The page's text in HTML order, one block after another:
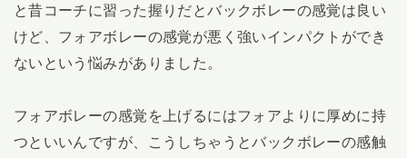
と昔コーチに習った握りだとバックボレーの感覚は良い
けど、フォアボレーの感覚が悪く強いインパクトができ
ないという悩みがありました。
フォアボレーの感覚を上げるにはフォアよりに厚めに持
つといいんですが、こうしちゃうとバックボレーの感触